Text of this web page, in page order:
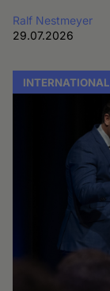
Ralf Nestmeyer
29.07.2026